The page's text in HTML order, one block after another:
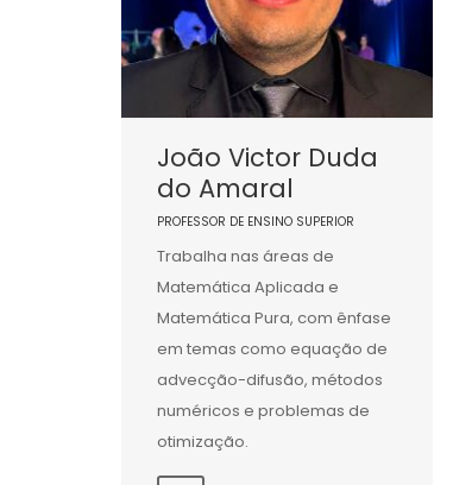
João Victor Duda
do Amaral
PROFESSOR DE ENSINO SUPERIOR
Trabalha nas áreas de
Matemática Aplicada e
Matemática Pura, com ênfase
em temas como equação de
advecção-difusão, métodos
numéricos e problemas de
otimização.